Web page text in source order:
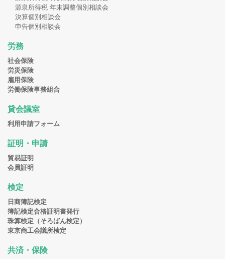
源泉所得税 年末調整個別相談会
決算個別相談会
申告個別相談会
労務
社会保険
労災保険
雇用保険
労働保険事務組合
貸会議室
利用申請フォーム
証明・申請
貿易証明
会員証明
検定
日商簿記検定
簿記検定合格証明書発行
珠算検定（そろばん検定）
東京商工会議所検定
共済・保険